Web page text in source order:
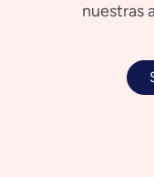
nuestras